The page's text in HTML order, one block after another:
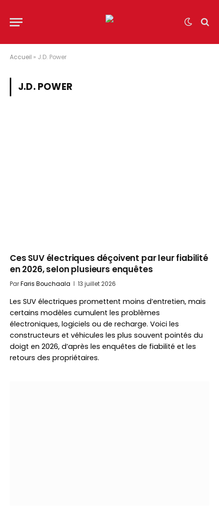
Accueil » J.D. Power
J.D. POWER
Ces SUV électriques déçoivent par leur fiabilité
en 2026, selon plusieurs enquêtes
ParFaris Bouchaala 13 juillet 2026
Les SUV électriques promettent moins d’entretien, mais
certains modèles cumulent les problèmes
électroniques, logiciels ou de recharge. Voici les
constructeurs et véhicules les plus souvent pointés du
doigt en 2026, d’après les enquêtes de fiabilité et les
retours des propriétaires.